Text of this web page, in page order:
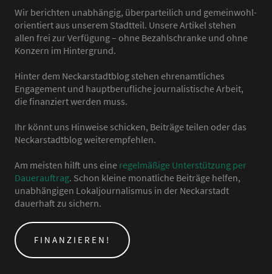
Wir berichten unabhängig, überparteilich und gemeinwohl-
orientiert aus unserem Stadtteil. Unsere Artikel stehen
allen frei zur Verfügung – ohne Bezahlschranke und ohne
Konzern im Hintergrund.
Hinter dem Neckarstadtblog stehen ehrenamtliches
Engagement und hauptberufliche journalistische Arbeit,
die finanziert werden muss.
Ihr könnt uns Hinweise schicken, Beiträge teilen oder das
Neckarstadtblog weiterempfehlen.
Am meisten hilft uns eine regelmäßige Unterstützung per
Dauerauftrag. Schon kleine monatliche Beiträge helfen,
unabhängigen Lokaljournalismus in der Neckarstadt
dauerhaft zu sichern.
FINANZIEREN!